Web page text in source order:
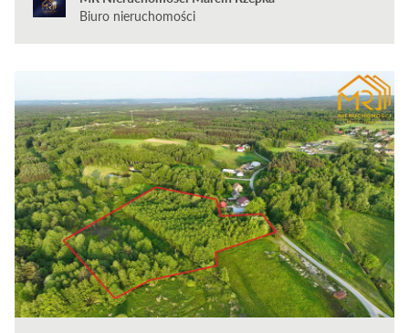
Biuro nieruchomości